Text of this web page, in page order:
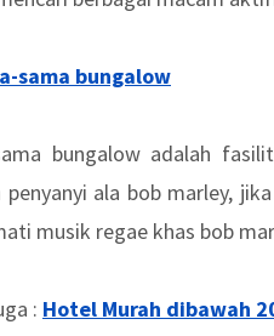
sama bungalow
bungalow adalah
penyanyi ala bob marley,
musik regae khas bob
: Hotel Murah dibawah